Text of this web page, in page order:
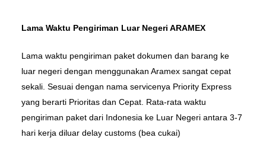
Lama Waktu Pengiriman Luar Negeri ARAMEX
Lama waktu pengiriman paket dokumen dan barang ke
luar negeri dengan menggunakan Aramex sangat cepat
sekali. Sesuai dengan nama servicenya Priority Express
yang berarti Prioritas dan Cepat. Rata-rata waktu
pengiriman paket dari Indonesia ke Luar Negeri antara 3-7
hari kerja diluar delay customs (bea cukai)